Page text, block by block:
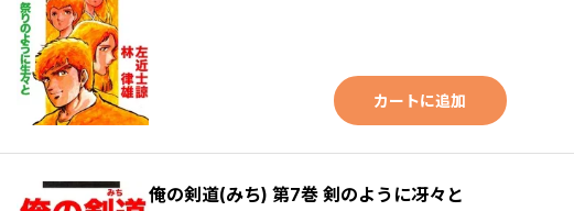
カートに追加
俺の剣道(みち) 第7巻 剣のように冴々と